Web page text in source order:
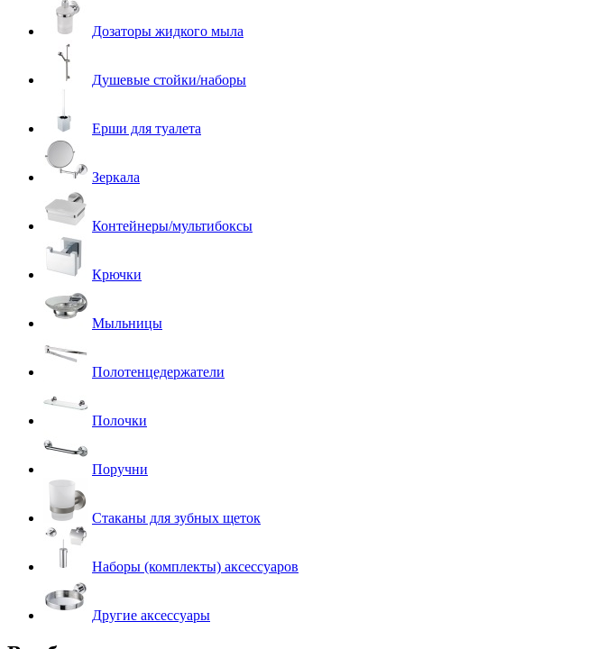
Дозаторы жидкого мыла
Душевые стойки/наборы
Ерши для туалета
Зеркала
Контейнеры/мультибоксы
Крючки
Мыльницы
Полотенцедержатели
Полочки
Поручни
Стаканы для зубных щеток
Наборы (комплекты) аксессуаров
Другие аксессуары